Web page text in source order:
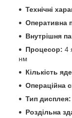
Технічні
Оперативна
Внутрішня
Процесор: 4
нм
Кількість
Операційна
Тип дисплея:
Роздільна